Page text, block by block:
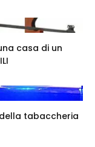
casa di un
della tabaccheria